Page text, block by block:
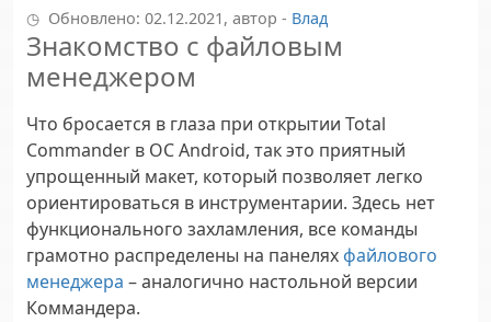
Обновлено: 02.12.2021, автор - Влад
Знакомство с файловым
менеджером
Что бросается в глаза при открытии Total
Commander в ОС Android, так это приятный
упрощенный макет, который позволяет легко
ориентироваться в инструментарии. Здесь нет
функционального захламления, все команды
грамотно распределены на панеляхфайлового
менеджера – аналогично настольной версии
Коммандера.